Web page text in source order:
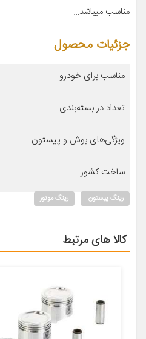
مناسب میباشد…
جزئیات محصول
مناسب برای خودرو
تعداد در بسته‌بندی
ویژگی‌های بوش و پیستون
ساخت کشور
رینگ پیستون رینگ موتور
کالا های مرتبط